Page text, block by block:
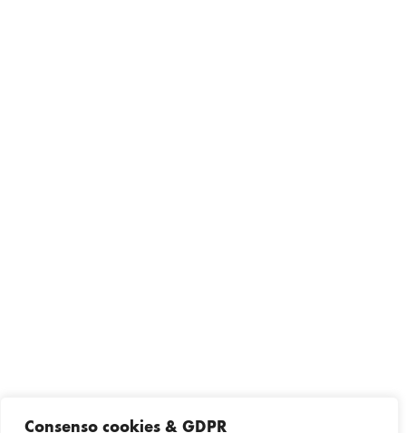
Consenso cookies & GDPR